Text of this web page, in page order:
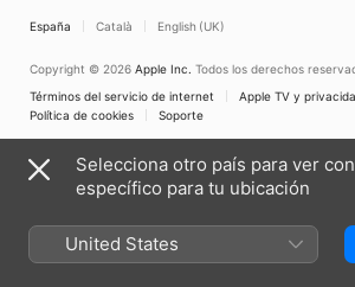
España Català English (UK)
Copyright © 2026 Apple Inc. Todos los derechos
Términos del servicio de internet
Apple TV y
Política de cookies
Soporte
Selecciona otro país para ver
específico para tu ubicación
United States